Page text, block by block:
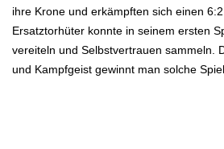
ihre Krone und erkämpften sich einen
Ersatztorhüter konnte in seinem ersten
vereiteln und Selbstvertrauen sammeln.
und Kampfgeist gewinnt man solche